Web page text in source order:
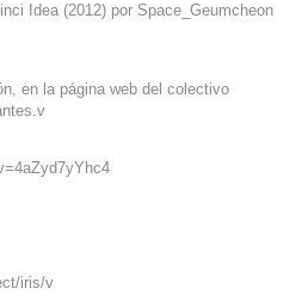
Idea (2012) por Space_Geumcheon
en la página web del colectivo
iris/v